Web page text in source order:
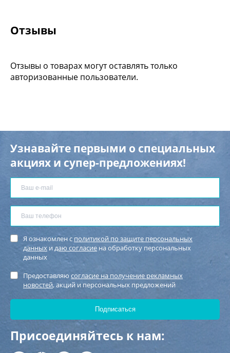
Отзывы
Отзывы о товарах могут оставлять только
авторизованные пользователи.
Узнавайте первыми о специальных
акциях и супер-предложениях!
Я ознакомлен с политикой по защите персональных
данных идаю согласие на обработку персональных
данных
Предоставляю согласие на получение рекламных
новостей, акций и персональных предложений
Присоединяйтесь к нам: